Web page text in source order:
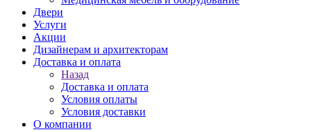
Двери
Услуги
Акции
Дизайнерам и архитекторам
Доставка и оплата
Назад
Доставка и оплата
Условия оплаты
Условия доставки
О компании